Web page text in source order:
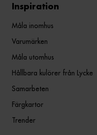
Inspiration
Måla inomhus
Varumärken
Måla utomhus
Hållbara kulörer från Lycke
Samarbeten
Färgkartor
Trender